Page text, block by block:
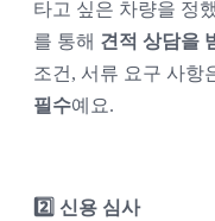
타고 싶은 차량을 정
를 통해 견적 상담을
조건, 서류 요구 사항
필수예요.
2️⃣ 신용 심사